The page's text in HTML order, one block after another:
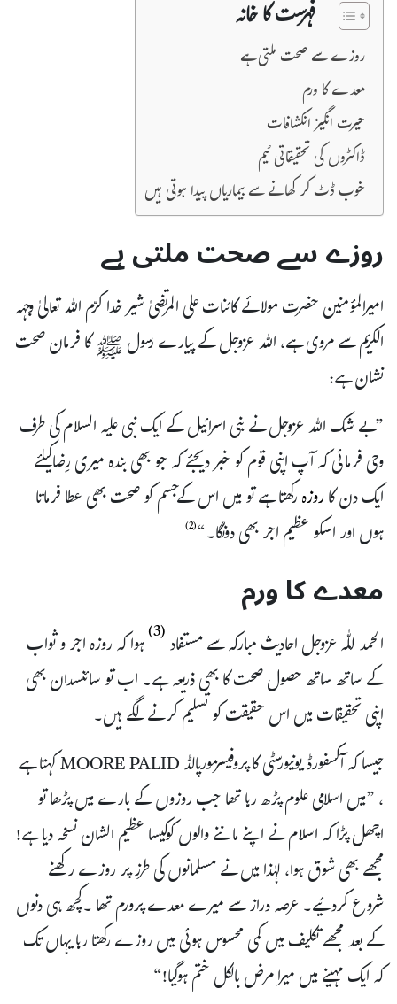
فہرست کا خانہ
روزے سے صحت ملتی ہے
معدے کا ورم
حیرت انگیز انکشافات
ڈاکٹروں کی تحقیقاتی ٹیم
خوب ڈٹ کر کھانے سے بیماریاں پیدا ہوتی ہیں
روزے سے صحت ملتی ہے
امیرالمؤمنین حضرت مولائے کائنات علی المرتضیٰ شیر خدا کرّم اللہ تعالیٰ وجہہ
الکریم سے مروی ہے، اللہ عزوجل کے پیارے رسول ﷺ کا فرمان صحت
نشان ہے:
”بے شک اللہ عزوجل نے بنی اسرائیل کے ایک نبی علیہ السلام کی طرف
وحی فرمائی کہ آپ اپنی قوم کو خبر دیجئے کہ جو بھی بندہ میری رِضاکیلئے
ایک دن کاروزہرکھتا ہے تو میں اس کےجسم کو صحت بھی عطا فرماتا
ہوں اور اسکو عظیم اجر بھی دونگا۔“(2)
معدے کا ورم
الحمد للّٰہ عزوجل احادیث مبارکہ سے مستفاد(3) ہوا کہ روزہ اجر و ثواب
کے ساتھ ساتھ حصول صحت کا بھی ذریعہ ہے۔ اب تو سائنسدان بھی
اپنی تحقیقات میں اس حقیقت کو تسلیم کرنے لگے ہیں۔
جیسا کہ آکسفورڈ یونیورسٹی کا پروفیسرمورپالڈ MOORE PALID کہتا ہے
، ”میں اسلامی علوم پڑھ رہا تھا جب روزوں کے بارے میں پڑھا تو
اچھل پڑا کہ اسلام نے اپنے ماننے والوں کوکیسا عظیم الشان نسخہ دیا ہے!
مجھے بھی شوق ہوا، لہٰذا میں نے مسلمانوں کی طرز پر روزے رکھنے
شروع کردئیے۔ عرصہ دراز سے میرے معدے پرورم تھا ۔کچھ ہی دنوں
کے بعد مجھے تکلیف میں کمی محسوس ہوئی میں روزے رکھتا رہا یہاں تک
کہ ایک مہینے میں میرا مرض بالکل ختم ہوگیا!“